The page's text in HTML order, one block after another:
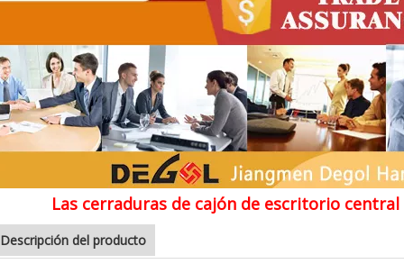
Las cerraduras de cajón de escritorio
Descripción del producto